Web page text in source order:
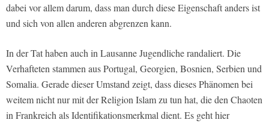
dabei vor allem darum, dass man durch diese Eigenschaft anders ist
und sich von allen anderen abgrenzen kann.
In der Tat haben auch in Lausanne Jugendliche randaliert. Die
Verhafteten stammen aus Portugal, Georgien, Bosnien, Serbien und
Somalia. Gerade dieser Umstand zeigt, dass dieses Phänomen bei
weitem nicht nur mit der Religion Islam zu tun hat, die den Chaoten
in Frankreich als Identifikationsmerkmal dient. Es geht hier